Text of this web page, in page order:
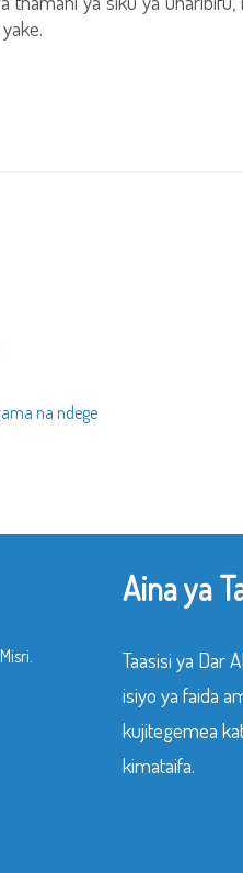
na ndege
Aina ya
Taasisi ya Dar
isiyo ya faida
kujitegemea
kimataifa.